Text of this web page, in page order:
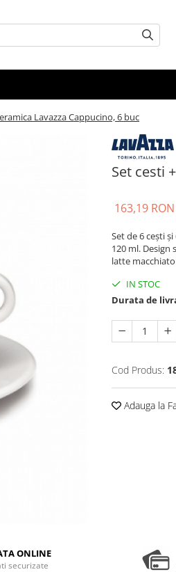
Lavazza Cappucino, 6 buc
Set cesti
163,19 RON
Set de 6 cești
120 ml.
latte
IN STOC
Durata de
Cod Produs:
Adauga la
ONLINE
securizate